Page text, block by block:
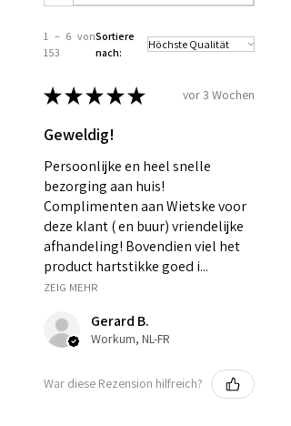
1 – 6 von
153
Sortiere
nach:
★★★★★ vor 3 Wochen
Geweldig!
Persoonlijke en heel snelle
bezorging aan huis!
Complimenten aan Wietske voor
deze klant ( en buur) vriendelijke
afhandeling! Bovendien viel het
product hartstikke goed i...
ZEIG MEHR
Gerard B.
Workum, NL-FR
War diese Rezension hilfreich?